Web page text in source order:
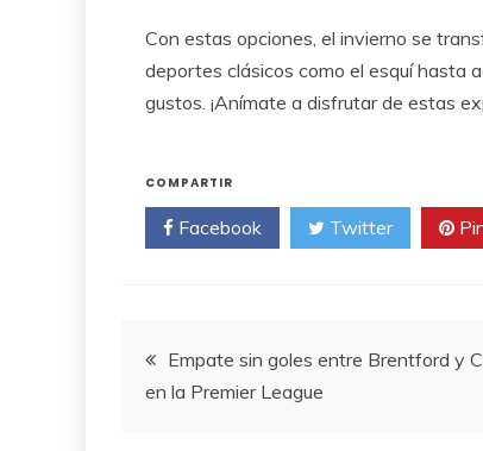
Con estas opciones, el invierno se
deportes clásicos como el esquí hasta
gustos. ¡Anímate a disfrutar de estas
COMPARTIR
Facebook Twitter
Navegación
de
Empate sin goles entre Brentford y
en la Premier League